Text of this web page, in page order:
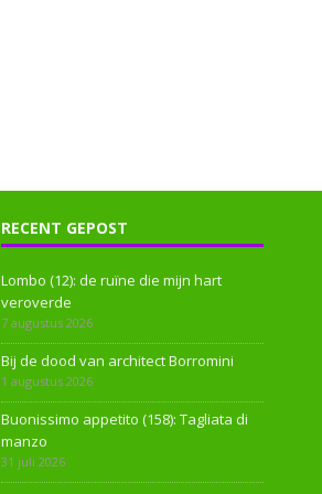
RECENT GEPOST
Lombo (12): de ruïne die mijn hart
veroverde
7 augustus 2026
Bij de dood van architect Borromini
1 augustus 2026
Buonissimo appetito (158): Tagliata di
manzo
31 juli 2026